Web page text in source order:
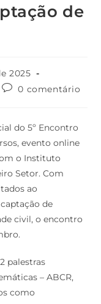
de
2025
0 comentário
do 5º Encontro
evento online
o Instituto
Setor. Com
ao
de
civil, o encontro
palestras
– ABCR,
como